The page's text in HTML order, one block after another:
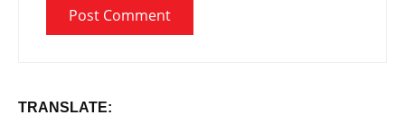
TRANSLATE: